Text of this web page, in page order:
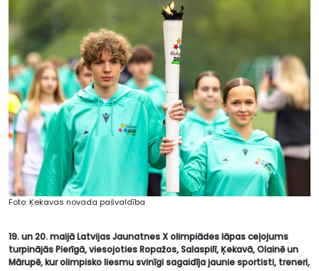
Foto: Ķekavas novada pašvaldība
19. un 20. maijā Latvijas Jaunatnes X olimpiādes lāpas ceļojums
turpinājās Pierīgā, viesojoties Ropažos, Salaspilī, Ķekavā, Olainē un
Mārupē, kur olimpisko liesmu svinīgi sagaidīja jaunie sportisti, treneri,